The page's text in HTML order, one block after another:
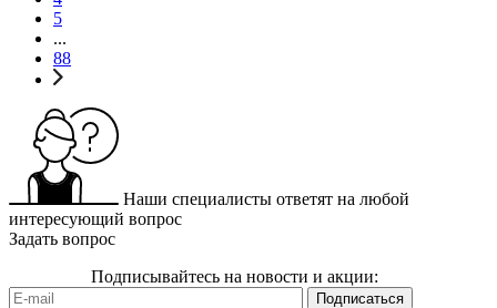
5
...
88
Наши специалисты ответят на любой
интересующий вопрос
Задать вопрос
Подписывайтесь на новости и акции: